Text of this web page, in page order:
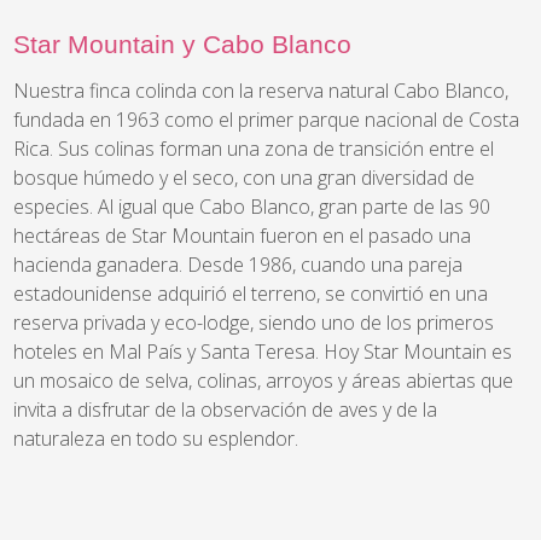
Star Mountain y Cabo Blanco
Nuestra finca colinda con la reserva natural Cabo Blanco,
fundada en 1963 como el primer parque nacional de Costa
Rica. Sus colinas forman una zona de transición entre el
bosque húmedo y el seco, con una gran diversidad de
especies. Al igual que Cabo Blanco, gran parte de las 90
hectáreas de Star Mountain fueron en el pasado una
hacienda ganadera. Desde 1986, cuando una pareja
estadounidense adquirió el terreno, se convirtió en una
reserva privada y eco-lodge, siendo uno de los primeros
hoteles en Mal País y Santa Teresa. Hoy Star Mountain es
un mosaico de selva, colinas, arroyos y áreas abiertas que
invita a disfrutar de la observación de aves y de la
naturaleza en todo su esplendor.